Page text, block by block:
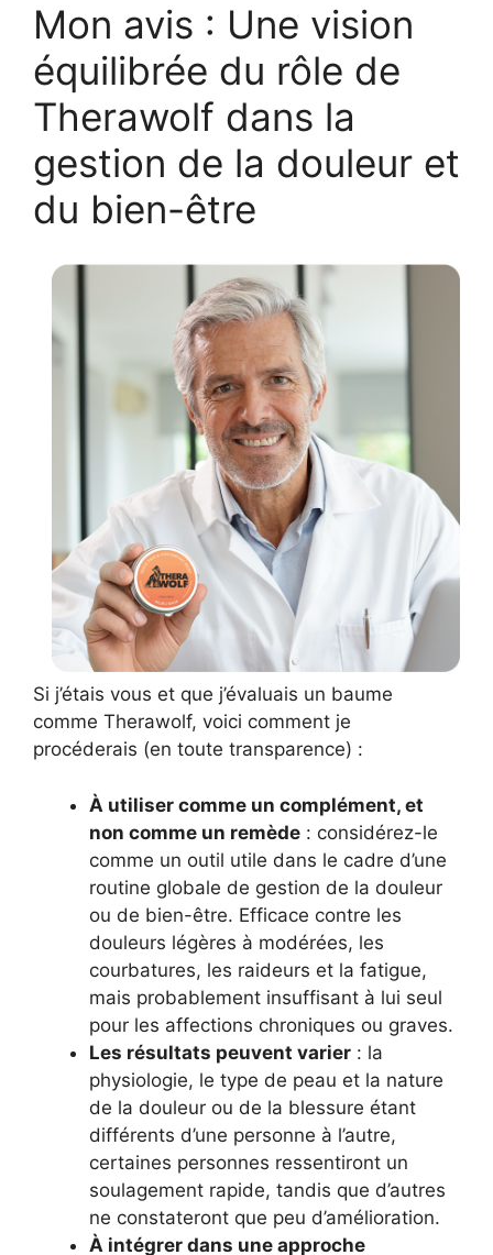
Mon avis : Une vision
équilibrée du rôle de
Therawolf dans la
gestion de la douleur et
du bien-être
Si j’étais vous et que j’évaluais un baume
comme Therawolf, voici comment je
procéderais (en toute transparence) :
À utiliser comme un complément, et
non comme un remède : considérez-le
comme un outil utile dans le cadre d’une
routine globale de gestion de la douleur
ou de bien-être. Efficace contre les
douleurs légères à modérées, les
courbatures, les raideurs et la fatigue,
mais probablement insuffisant à lui seul
pour les affections chroniques ou graves.
Les résultats peuvent varier : la
physiologie, le type de peau et la nature
de la douleur ou de la blessure étant
différents d’une personne à l’autre,
certaines personnes ressentiront un
soulagement rapide, tandis que d’autres
ne constateront que peu d’amélioration.
À intégrer dans une approche